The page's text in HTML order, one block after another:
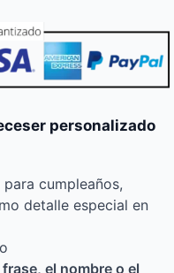
personalizado
cumpleaños,
detalle especial en
el nombre o el